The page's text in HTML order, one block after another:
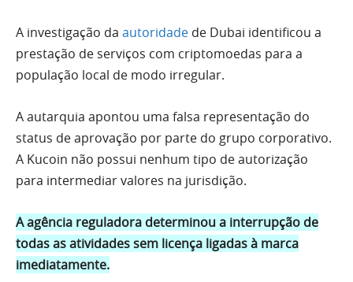
A investigação da autoridade de Dubai identificou a
prestação de serviços com criptomoedas para a
população local de modo irregular.
A autarquia apontou uma falsa representação do
status de aprovação por parte do grupo corporativo.
A Kucoin não possui nenhum tipo de autorização
para intermediar valores na jurisdição.
A agência reguladora determinou a interrupção de
todas as atividades sem licença ligadas à marca
imediatamente.